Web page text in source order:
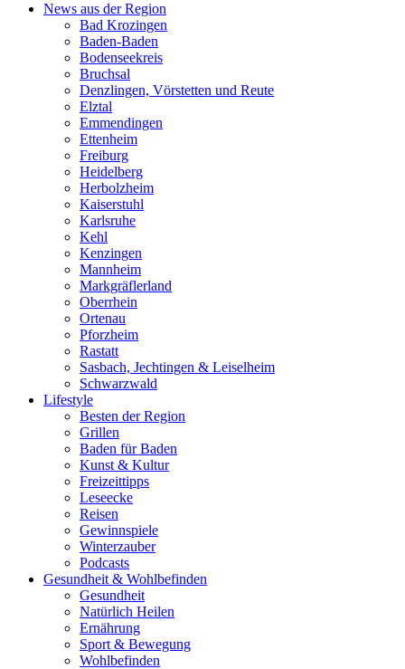
News aus der Region
Bad Krozingen
Baden-Baden
Bodenseekreis
Bruchsal
Denzlingen, Vörstetten und Reute
Elztal
Emmendingen
Ettenheim
Freiburg
Heidelberg
Herbolzheim
Kaiserstuhl
Karlsruhe
Kehl
Kenzingen
Mannheim
Markgräflerland
Oberrhein
Ortenau
Pforzheim
Rastatt
Sasbach, Jechtingen & Leiselheim
Schwarzwald
Lifestyle
Besten der Region
Grillen
Baden für Baden
Kunst & Kultur
Freizeittipps
Leseecke
Reisen
Gewinnspiele
Winterzauber
Podcasts
Gesundheit & Wohlbefinden
Gesundheit
Natürlich Heilen
Ernährung
Sport & Bewegung
Wohlbefinden